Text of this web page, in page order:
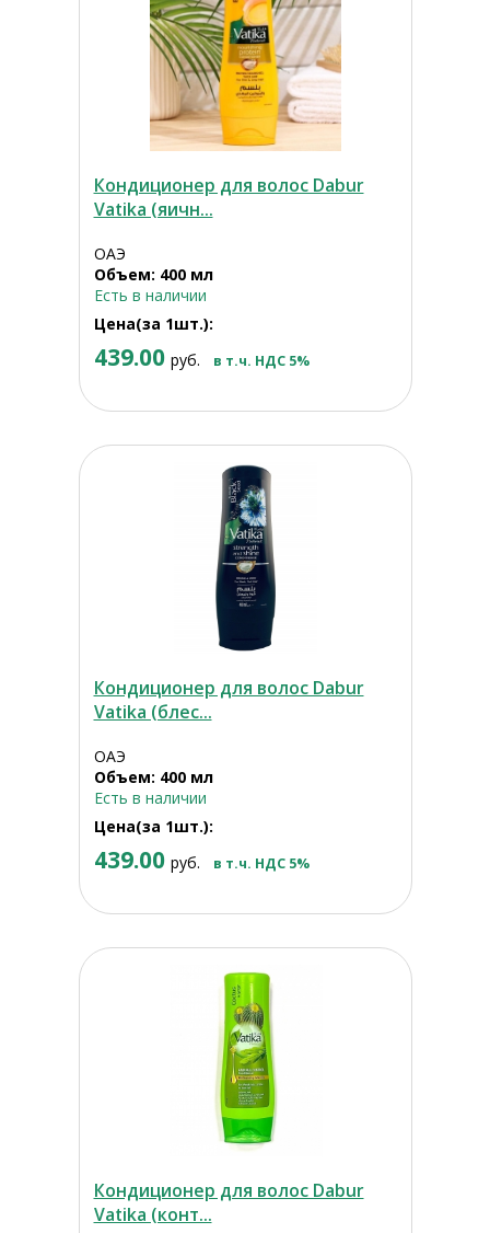
Кондиционер для волос Dabur
Vatika (яичн...
ОАЭ
Объем: 400 мл
Есть в наличии
Цена(за 1шт.):
439.00 руб. в т.ч. НДС 5%
Кондиционер для волос Dabur
Vatika (блес...
ОАЭ
Объем: 400 мл
Есть в наличии
Цена(за 1шт.):
439.00 руб. в т.ч. НДС 5%
Кондиционер для волос Dabur
Vatika (конт...